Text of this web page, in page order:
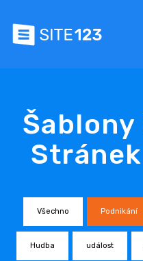
Šablony
Všechno Podnikání
Hudba událost